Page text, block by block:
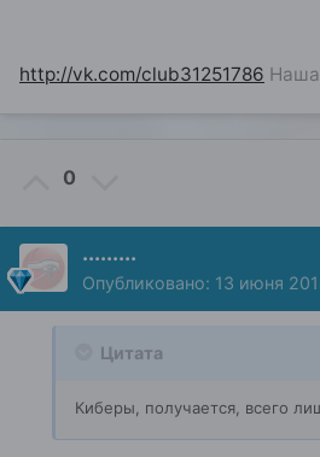
http://vk.com/club31251786 Наша
0
.........
Опубликовано: 13 июня
Цитата
Киберы, получается, всего